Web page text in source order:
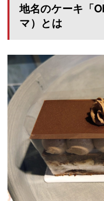
地名のケーキ「
マ）とは